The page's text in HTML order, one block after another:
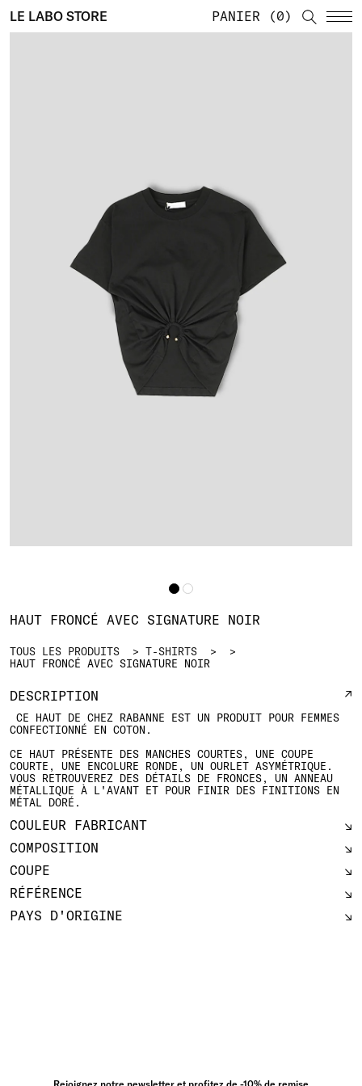
LE LABO STORE PANIER 0
TOUS LES PRODUITS
T-SHIRTS
HAUT FRONCÉ AVEC SIGNATURE NOIR
HAUT FRONCÉ AVEC SIGNATURE NOIR
DESCRIPTION
CE HAUT DE CHEZ RABANNE EST UN PRODUIT POUR FEMMES
CONFECTIONNÉ EN COTON.
CE HAUT PRÉSENTE DES MANCHES COURTES, UNE COUPE
COURTE, UNE ENCOLURE RONDE, UN OURLET ASYMÉTRIQUE.
VOUS RETROUVEREZ DES DÉTAILS DE FRONCES, UN ANNEAU
MÉTALLIQUE À L'AVANT ET POUR FINIR DES FINITIONS EN
MÉTAL DORÉ.
COULEUR FABRICANT
COMPOSITION
COUPE
RÉFÉRENCE
PAYS D'ORIGINE